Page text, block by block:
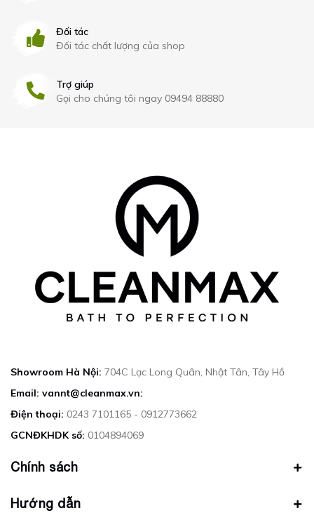
Đối tác
Đối tác chất lượng của shop
Trợ giúp
Gọi cho chúng tôi ngay 09494 88880
Showroom Hà Nội: 704C Lạc Long Quân, Nhật Tân, Tây Hồ
Email: vannt@cleanmax.vn:
Điện thoại: 0243 7101165 - 0912773662
GCNĐKHDK số: 0104894069
Chính sách
Hướng dẫn